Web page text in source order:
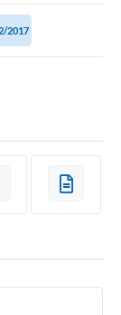
2017